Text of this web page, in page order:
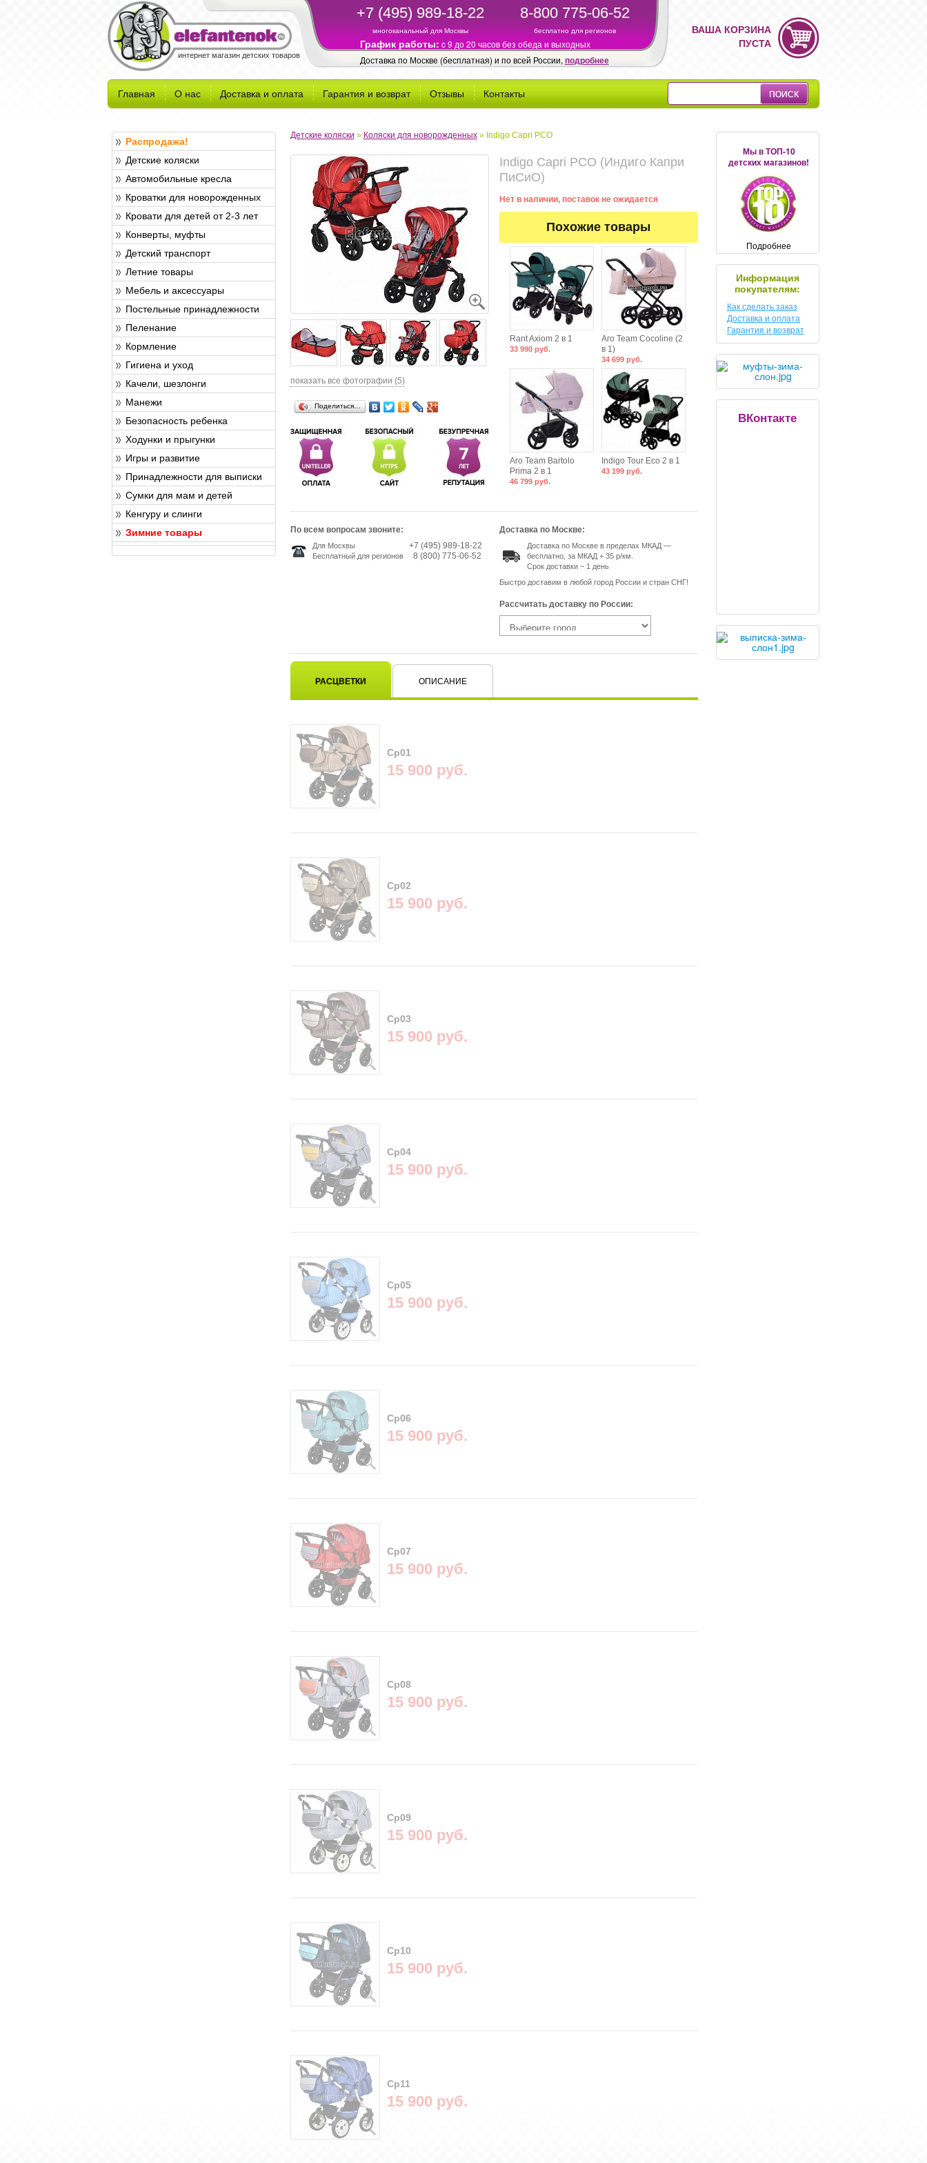
интернет магазин детских товаров
+7 (495) 989-18-22
многоканальный для Москвы
8-800 775-06-52
бесплатно для регионов
График работы: c 9 до 20 часов без обеда и выходных
Доставка по Москве (бесплатная) и по всей России, подробнее
ВАША КОРЗИНА
ПУСТА
Главная О нас Доставка и оплата Гарантия и возврат Отзывы Контакты
Распродажа!
Детские коляски
Автомобильные кресла
Кроватки для новорожденных
Кровати для детей от 2-3 лет
Конверты, муфты
Детский транспорт
Летние товары
Мебель и аксессуары
Постельные принадлежности
Пеленание
Кормление
Гигиена и уход
Качели, шезлонги
Манежи
Безопасность ребенка
Ходунки и прыгунки
Игры и развитие
Принадлежности для выписки
Сумки для мам и детей
Кенгуру и слинги
Зимние товары
Детские коляски » Коляски для новорожденных» Indigo Capri PCO
показать все фотографии (5)
Поделиться…
Indigo Capri PCO (Индиго Капри
ПиСиО)
Нет в наличии, поставок не ожидается
Похожие товары
Rant Axiom 2 в 1
33 990 руб.
Aro Team Cocoline (2
в 1)
34 699 руб.
Aro Team Bartolo
Prima 2 в 1
46 799 руб.
Indigo Tour Eco 2 в 1
43 199 руб.
По всем вопросам звоните:
Для Москвы
Бесплатный для регионов
+7 (495) 989-18-22
8 (800) 775-06-52
Доставка по Москве:
Доставка по Москве в пределах МКАД —
бесплатно, за МКАД + 35 р/км.
Срок доставки ~ 1 день
Быстро доставим в любой город России и стран СНГ!
Рассчитать доставку по России:
РАСЦВЕТКИ ОПИСАНИЕ
Cp01
15 900 руб.
Cp02
15 900 руб.
Cp03
15 900 руб.
Cp04
15 900 руб.
Cp05
15 900 руб.
Cp06
15 900 руб.
Cp07
15 900 руб.
Cp08
15 900 руб.
Cp09
15 900 руб.
Cp10
15 900 руб.
Cp11
15 900 руб.
Мы в ТОП-10
детских магазинов!
Подробнее
Информация
покупателям:
Как сделать заказ
Доставка и оплата
Гарантия и возврат
ВКонтакте